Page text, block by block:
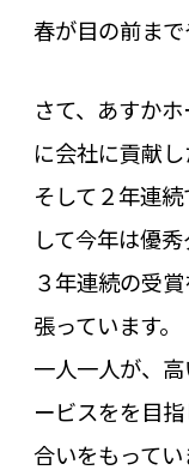
春が目の前まで
さて、あすか
に会社に貢献し
そして２年連
して今年は優
３年連続の受
張っています。
一人一人が、
ービスをを目
合いをもってい